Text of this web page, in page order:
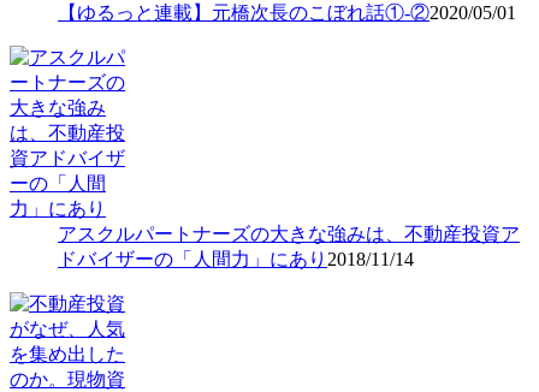
【ゆるっと連載】元橋次長のこぼれ話①-②2020/05/01
アスクルパートナーズの大きな強みは、不動産投資ア
ドバイザーの「人間力」にあり 2018/11/14